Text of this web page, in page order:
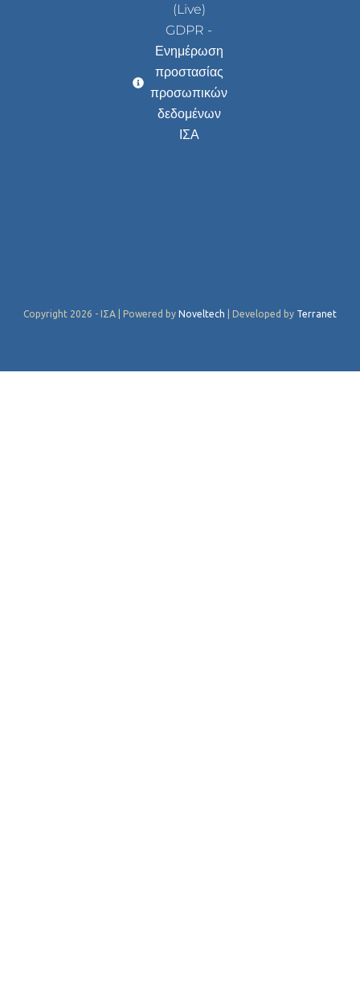
(Live)
GDPR -
Ενημέρωση
προστασίας
προσωπικών
δεδομένων
ΙΣΑ
Copyright 2026 - ΙΣΑ | Powered by Noveltech | Developed by Terranet